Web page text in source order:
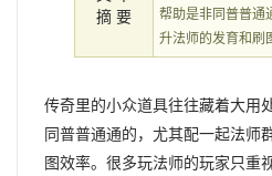
摘 要
帮助是非同普普通
升法师的发育和刷
传奇里的小众道具往往藏着大用
同普普通通的，尤其配一起法师
图效率。很多玩法师的玩家只重